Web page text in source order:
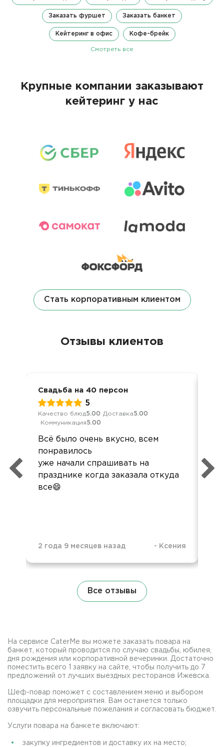
Заказать фуршет Заказать банкет
Кейтеринг в офис Кофе-брейк
Смотреть все
Крупные компании заказывают
кейтеринг у нас
Стать корпоративным клиентом
Отзывы клиентов
Свадьба на 40 персон
5
Качество блюд5.00 Доставка5.00
Коммуникация5.00
Всё было очень вкусно, всем
понравилось
уже начали спрашивать на
празднике когда заказала откуда
все😄
2 года 9 месяцев назад - Ксения
Все отзывы
На сервисе CaterMe вы можете заказать повара на
банкет, который проводится по случаю свадьбы, юбилея,
дня рождения или корпоративной вечеринки. Достаточно
поместить всего 1 заявку на сайте, чтобы получить до 7
предложений от лучших выездных ресторанов Ижевска.
Шеф-повар поможет с составлением меню и выбором
площадки для мероприятия. Вам останется только
озвучить персональные пожелания и согласовать бюджет.
Услуги повара на банкете включают:
закупку ингредиентов и доставку их на место;